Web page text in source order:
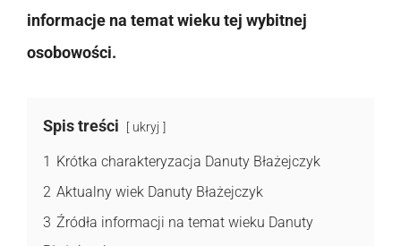
informacje na temat wieku tej wybitnej
osobowości.
Spis treści ukryj
1 Krótka charakteryzacja Danuty Błażejczyk
2 Aktualny wiek Danuty Błażejczyk
3 Źródła informacji na temat wieku Danuty